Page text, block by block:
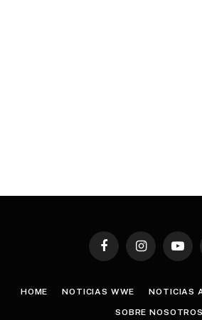
FacebookInstagram
HOME NOTICIAS WWE NOTICIAS
SOBRE NOSOTROS